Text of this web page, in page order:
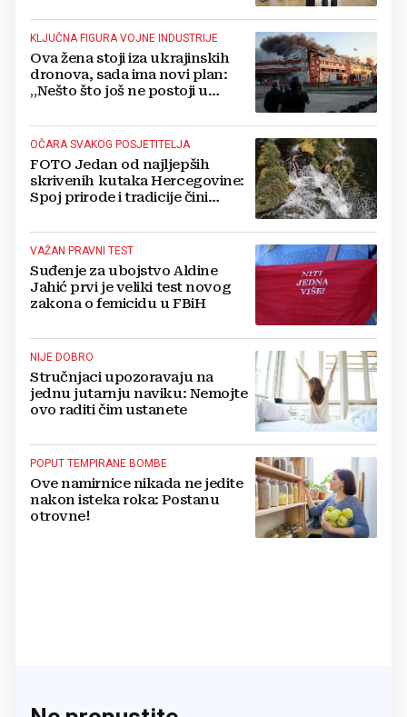
KLJUČNA FIGURA VOJNE INDUSTRIJE
Ova žena stoji iza ukrajinskih
dronova, sada ima novi plan:
„Nešto što još ne postoji u
OČARA SVAKOG POSJETITELJA
FOTO Jedan od najljepših
skrivenih kutaka Hercegovine:
Spoj prirode i tradicije čini
destinacijom
VAŽAN PRAVNI TEST
Suđenje za ubojstvo Aldine
Jahić prvi je veliki test novog
zakona o femicidu u FBiH
NIJE DOBRO
Stručnjaci upozoravaju na
jednu jutarnju naviku: Nemojte
ovo raditi čim ustanete
POPUT TEMPIRANE BOMBE
Ove namirnice nikada ne jedite
nakon isteka roka: Postanu
otrovne!